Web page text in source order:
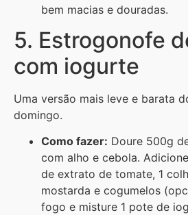
bem macias e douradas.
5. Estrogonofe
com iogurte
Uma versão mais leve e barata
domingo.
Como fazer: Doure 500g
com alho e cebola.
de extrato de tomate, 1
mostarda e cogumelos
fogo e misture 1 pote de